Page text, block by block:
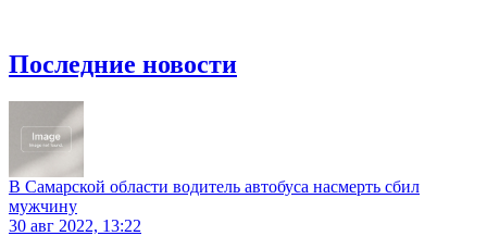
Последние новости
В Самарской области водитель автобуса насмерть сбил
мужчину
30 авг 2022, 13:22